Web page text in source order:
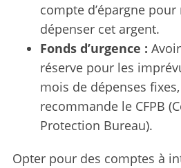
compte d’épargne
dépenser cet argent.
Fonds d’urgence :
réserve pour les
mois de dépenses
recommande le CFPB
Protection Bureau).
Opter pour des comptes à
S
e
a
r
h
f
o
: